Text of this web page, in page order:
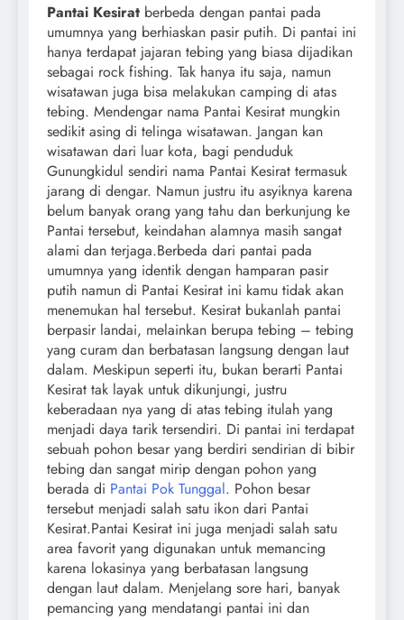
Pantai Kesirat berbeda dengan pantai pada
umumnya yang berhiaskan pasir putih. Di pantai ini
hanya terdapat jajaran tebing yang biasa dijadikan
sebagai rock fishing. Tak hanya itu saja, namun
wisatawan juga bisa melakukan camping di atas
tebing. Mendengar nama Pantai Kesirat mungkin
sedikit asing di telinga wisatawan. Jangan kan
wisatawan dari luar kota, bagi penduduk
Gunungkidul sendiri nama Pantai Kesirat termasuk
jarang di dengar. Namun justru itu asyiknya karena
belum banyak orang yang tahu dan berkunjung ke
Pantai tersebut, keindahan alamnya masih sangat
alami dan terjaga.Berbeda dari pantai pada
umumnya yang identik dengan hamparan pasir
putih namun di Pantai Kesirat ini kamu tidak akan
menemukan hal tersebut. Kesirat bukanlah pantai
berpasir landai, melainkan berupa tebing – tebing
yang curam dan berbatasan langsung dengan laut
dalam. Meskipun seperti itu, bukan berarti Pantai
Kesirat tak layak untuk dikunjungi, justru
keberadaan nya yang di atas tebing itulah yang
menjadi daya tarik tersendiri. Di pantai ini terdapat
sebuah pohon besar yang berdiri sendirian di bibir
tebing dan sangat mirip dengan pohon yang
berada di Pantai Pok Tunggal. Pohon besar
tersebut menjadi salah satu ikon dari Pantai
Kesirat.Pantai Kesirat ini juga menjadi salah satu
area favorit yang digunakan untuk memancing
karena lokasinya yang berbatasan langsung
dengan laut dalam. Menjelang sore hari, banyak
pemancing yang mendatangi pantai ini dan